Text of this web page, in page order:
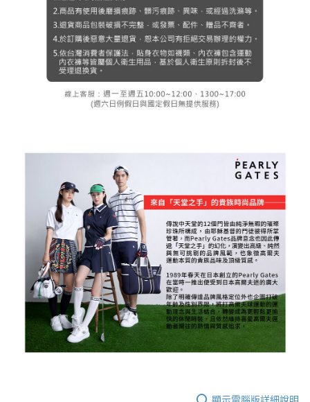
顯示電腦版詳細說明